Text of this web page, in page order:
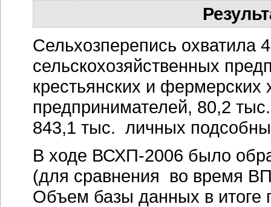
Сельхозперепись охватила
сельскохозяйственных
крестьянских и
предпринимателей, 80,2
843,1 тыс. личных
В ходе ВСХП-2006 было
(для сравнения во время
Объем базы данных в итоге